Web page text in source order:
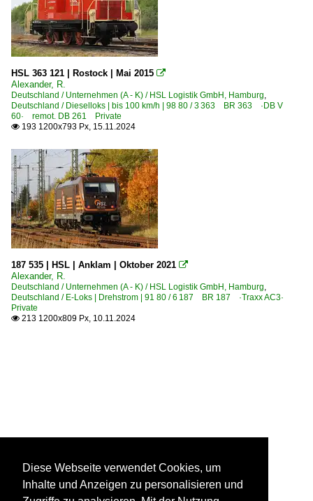
HSL 363 121 | Rostock | Mai 2015 
Alexander, R.
Deutschland / Unternehmen (A - K) / HSL Logistik GmbH, Hamburg
Deutschland / Dieselloks | bis 100 km/h | 98 80 / 3 363 BR 363 ·DB V
60· remot. DB 261 Private
 193 1200x793 Px, 15.11.2024
187 535 | HSL | Anklam | Oktober 2021 
Alexander, R.
Deutschland / Unternehmen (A - K) / HSL Logistik GmbH, Hamburg
Deutschland / E-Loks | Drehstrom | 91 80 / 6 187 BR 187 ·Traxx AC3·
Private
 213 1200x809 Px, 10.11.2024
Diese Webseite verwendet Cookies, um
Inhalte und Anzeigen zu personalisieren und